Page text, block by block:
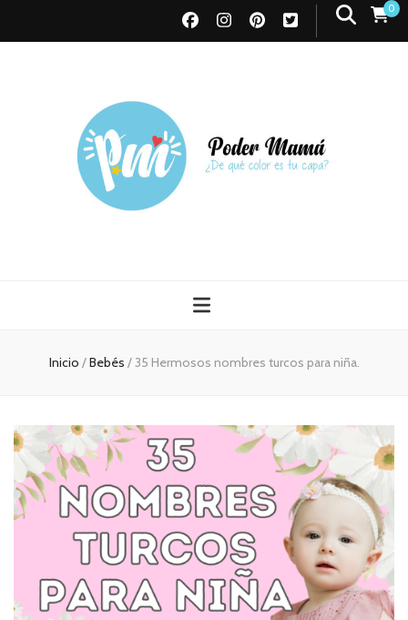
0
Inicio /Bebés /35 Hermosos nombres turcos para niña.